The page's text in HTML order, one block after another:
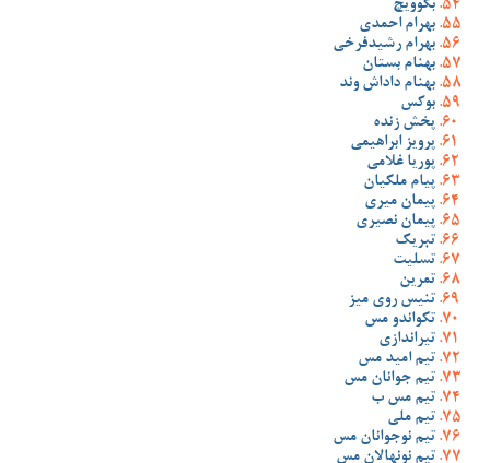
بگوویچ
بهرام احمدی
بهرام رشیدفرخی
بهنام بستان
بهنام داداش وند
بوکس
پخش زنده
پرویز ابراهیمی
پوریا غلامی
پیام ملکیان
پیمان میری
پیمان نصیری
تبریک
تسلیت
تمرین
تنیس روی میز
تکواندو مس
تیراندازی
تیم امید مس
تیم جوانان مس
تیم مس ب
تیم ملی
تیم نوجوانان مس
تیم نونهالان مس